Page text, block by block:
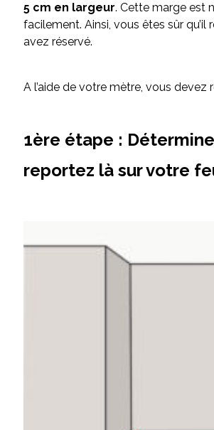
5 cm en largeur. Cette marge est
facilement. Ainsi, vous êtes sûr
avez réservé.
A l’aide de votre mètre, vous devez
1ère étape :
reportez là sur votre